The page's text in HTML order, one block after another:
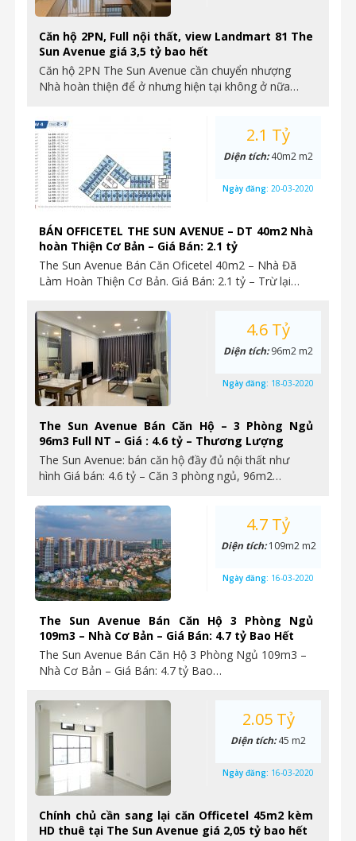
Căn hộ 2PN, Full nội thất, view Landmart 81 The
Sun Avenue giá 3,5 tỷ bao hết
Căn hộ 2PN The Sun Avenue cần chuyển nhượng
Nhà hoàn thiện để ở nhưng hiện tại không ở nữa…
BÁN OFFICETEL THE SUN AVENUE – DT 40m2 Nhà
hoàn Thiện Cơ Bản – Giá Bán: 2.1 tỷ
The Sun Avenue Bán Căn Oficetel 40m2 – Nhà Đã
Làm Hoàn Thiện Cơ Bản. Giá Bán: 2.1 tỷ – Trừ lại…
2.1 Tỷ
Diện tích:40m2 m2
Ngày đăng: 20-03-2020
The Sun Avenue Bán Căn Hộ – 3 Phòng Ngủ
96m3 Full NT – Giá : 4.6 tỷ – Thương Lượng
The Sun Avenue: bán căn hộ đầy đủ nội thất như
hình Giá bán: 4.6 tỷ – Căn 3 phòng ngủ, 96m2…
4.6 Tỷ
Diện tích:96m2 m2
Ngày đăng: 18-03-2020
The Sun Avenue Bán Căn Hộ 3 Phòng Ngủ
109m3 – Nhà Cơ Bản – Giá Bán: 4.7 tỷ Bao Hết
The Sun Avenue Bán Căn Hộ 3 Phòng Ngủ 109m3 –
Nhà Cơ Bản – Giá Bán: 4.7 tỷ Bao…
4.7 Tỷ
Diện tích:109m2 m2
Ngày đăng: 16-03-2020
Chính chủ cần sang lại căn Officetel 45m2 kèm
HD thuê tại The Sun Avenue giá 2,05 tỷ bao hết
2.05 Tỷ
Diện tích:45 m2
Ngày đăng: 16-03-2020